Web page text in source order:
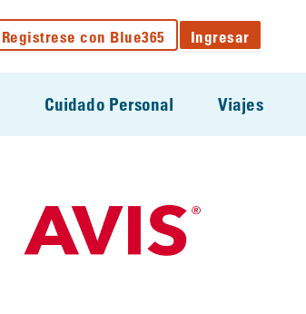
Registrese con Blue365 Ingresar
Cuidado Personal Viajes